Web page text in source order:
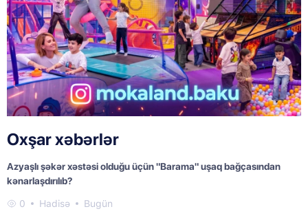
Oxşar xəbərlər
Azyaşlı şəkər xəstəsi olduğu üçün "Barama" uşaq bağçasından
kənarlaşdırılıb?
0 Hadisə Bugün